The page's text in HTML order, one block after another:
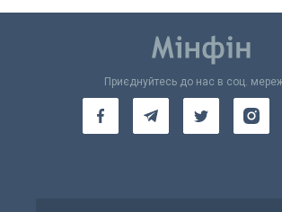
Приєднуйтесь до нас в соц.